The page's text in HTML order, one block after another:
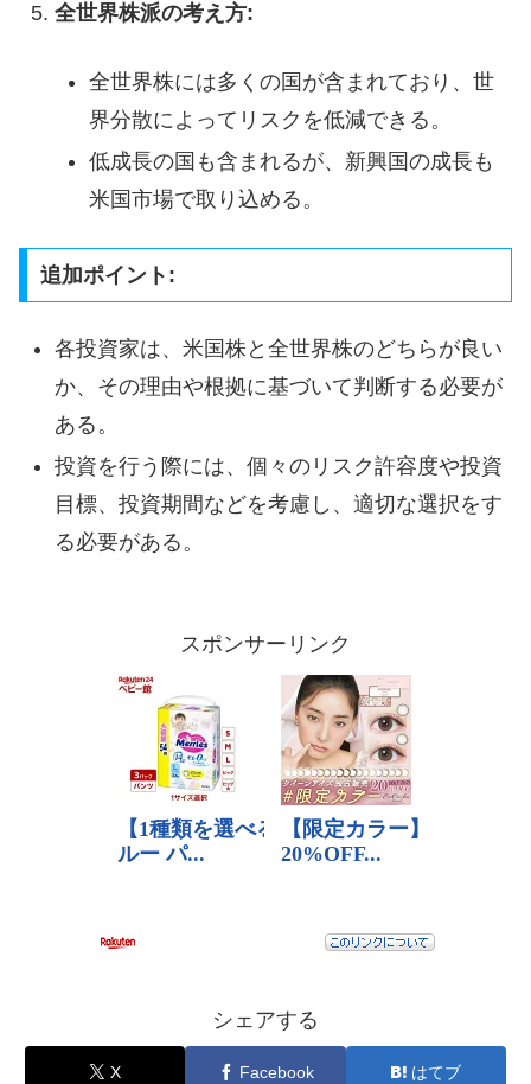
全世界株派の考え方:
全世界株には多くの国が含まれており、世
界分散によってリスクを低減できる。
低成長の国も含まれるが、新興国の成長も
米国市場で取り込める。
追加ポイント:
各投資家は、米国株と全世界株のどちらが良い
か、その理由や根拠に基づいて判断する必要が
ある。
投資を行う際には、個々のリスク許容度や投資
目標、投資期間などを考慮し、適切な選択をす
る必要がある。
スポンサーリンク
シェアする
X Facebook はてブ